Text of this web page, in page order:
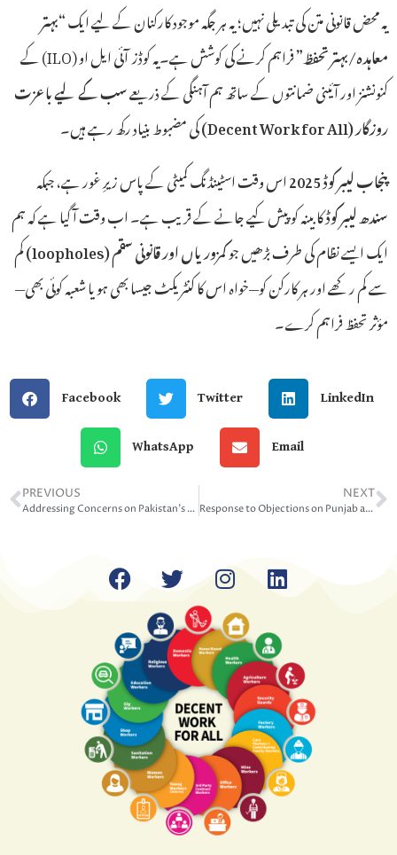
یہ محض قانونی متن کی تبدیلی نہیں؛ یہ ہر جگہ موجود کارکنان کے لیے ایک“بہتر
معاہدہ/بہتر تحفظ”
فراہم کرنے کی کوشش ہے۔یہ کوڈز آئی ایل او (ILO) کے
کنونشنز اور آئینی ضمانتوں کے ساتھ ہم آہنگی کے ذریعےسب کے لیے باعزت
روزگار(Decent Work for All)
کی مضبوط بنیاد رکھ رہے ہیں۔
پنجاب لیبر کوڈ 2025
اس وقت اسٹینڈنگ کمیٹی کے پاس زیرِ غور ہے، جبکہ
سندھ لیبر کوڈکابینہ کو پیش کیے جانے کے قریب ہے۔ اب وقت آ گیا ہے کہ ہم
ایک ایسے نظام کی طرف بڑھیں جوکمزوریاں اور قانونی سقم(loopholes)
کم
سے کم رکھے اور ہر کارکن کو—خواہ اس کا کنٹریکٹ جیسا بھی ہو یا شعبہ کوئی بھی—
مؤثر تحفظ فراہم کرے۔
Facebook Twitter LinkedIn
WhatsApp Email
PREVIOUS
Addressing Concerns on Pakistan’s Labour Codes – 1
NEXT
Response to Objections on Punjab and Sindh Labour Codes